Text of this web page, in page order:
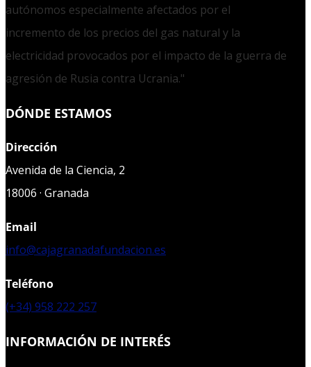
autónomos especialmente afectados por el
incremento de los precios del gas natural y la
electricidad provocados por el impacto de la guerra de
agresión de Rusia contra Ucrania."
DÓNDE ESTAMOS
Dirección
Avenida de la Ciencia, 2
18006 · Granada
Email
info@cajagranadafundacion.es
Teléfono
(+34) 958 222 257
INFORMACIÓN DE INTERÉS